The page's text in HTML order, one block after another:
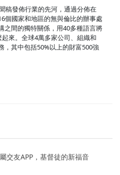
稿發佈行業的先河，通過分佈在
個國家和地區的無與倫比的辦事處
之間的獨特關係，用40多種語言將
來。全球4萬多家公司、組織和
，其中包括50%以上的財富500強
交友APP，基督徒的新福音